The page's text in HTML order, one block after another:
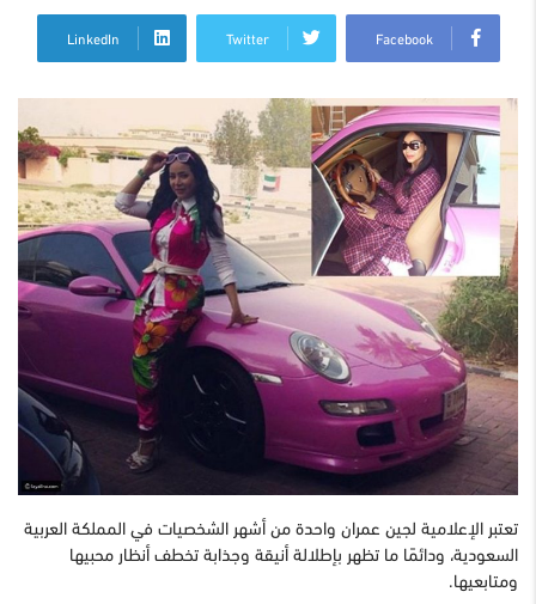
Facebook
Twitter
LinkedIn
تعتبر الإعلامية لجين عمران واحدة من أشهر الشخصيات في المملكة العربية
السعودية، ودائمًا ما تظهر بإطلالة أنيقة وجذابة تخطف أنظار محبيها
ومتابعيها.